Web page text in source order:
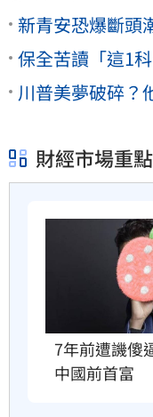
新青安恐爆斷頭
保全苦讀「這1
川普美夢破碎？
財經市場重點
7年前遭譏傻
中國前首富